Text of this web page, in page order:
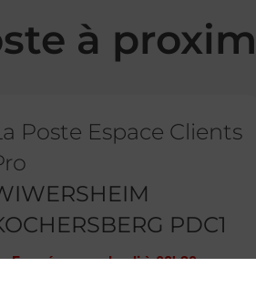
à
Poste Espace Clients
PDC1
Fermé-ouvre lundi à 08h30